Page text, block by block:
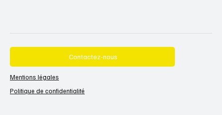
Contactez-nous
Mentions légales
Politique de confidentialité